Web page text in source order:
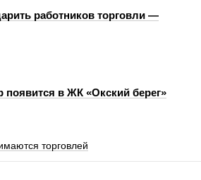
работников торговли —
в ЖК «Окский берег»
торговлей